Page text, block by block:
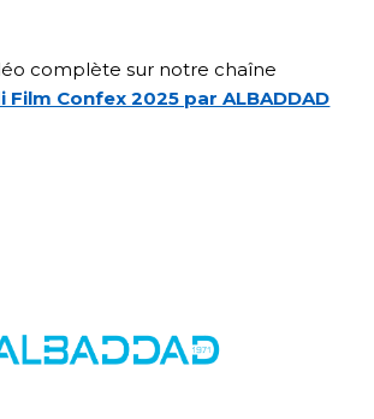
complète sur notre chaîne
Film Confex 2025 par ALBADDAD